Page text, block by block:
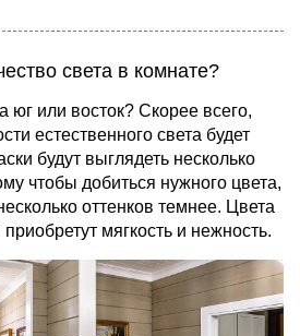
света в комнате?
юг или восток? Скорее всего,
естественного света будет
будут выглядеть несколько
чтобы добиться нужного цвета,
оттенков темнее. Цвета
мягкость и нежность.